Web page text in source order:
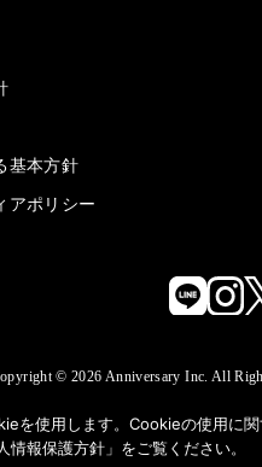
基本方針
アポリシー
© 2026 Anniversary Inc. All
を使用します。Cookieの使用に
情報保護方針 」をご覧ください。